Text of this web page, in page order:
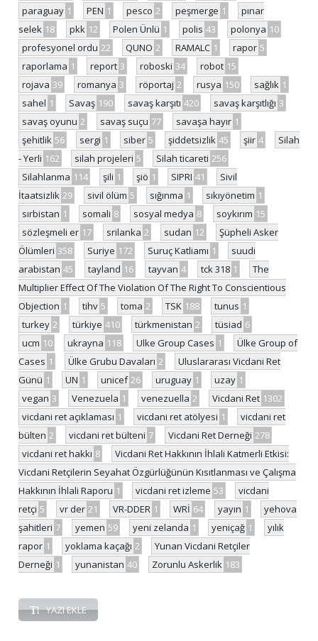
paraguay 1 PEN 1 pesco 2 peşmerge 1
pınar
selek 18 pkk 12 Polen Ünlü 1 polis 43 polonya 10
profesyonel ordu 22 QUNO 2 RAMALC 1 rapor 5
raporlama 1 report 3 roboski 34 robot 15
rojava 39 romanya 3 röportaj 2 rusya 150 sağlık 1
sahel 1 Savaş 190 savaş karşıtı 420 savaş karşıtlığı 3
savaş oyunu 2 savaş suçu 77 savaşa hayır 1
şehitlik 56 sergi 1 siber 5 şiddetsizlik 45 şiir 4
Silah
- Yerli 162 silah projeleri 5 Silah ticareti 256
Silahlanma 114 şili 1 şiö 1 SIPRI 41
Sivil
İtaatsizlik 29 sivil ölüm 5 sığınma 1 sıkıyönetim 1
sırbistan 1 somali 8 sosyal medya 8 soykırım 15
sözleşmeli er 17 srilanka 2 sudan 12
Şüpheli Asker
Ölümleri 358 Suriye 172 Suruç Katliamı 1
suudi
arabistan 45 tayland 16 tayvan 4 tck 318 1
The
Multiplier Effect Of The Violation Of The Right To Conscientious
Objection 1 tihv 5 toma 2 TSK 188 tunus 1
turkey 2 türkiye 410 türkmenistan 2 tüsiad 6
ucm 10 ukrayna 118 Ulke Group Cases 1
Ülke Group of
Cases 1 Ülke Grubu Davaları 2
Uluslararası Vicdani Ret
Günü 1 UN 1 unicef 26 uruguay 1 uzay 1
vegan 3 Venezuela 1 venezuella 2 Vicdani Ret 1302
vicdani ret açıklaması 1 vicdani ret atölyesi 1
vicdani ret
bülten 2 vicdani ret bülteni 7 Vicdani Ret Derneği 278
vicdani ret hakkı 8
Vicdani Ret Hakkının İhlali Katmerli Etkisi:
Vicdani Retçilerin Seyahat Özgürlüğünün Kısıtlanması ve Çalışma
Hakkının İhlali Raporu 1 vicdani ret izleme 53
vicdani
retçi 5 vr der 21 VR-DDER 1 WRİ 64 yayın 1
yehova
şahitleri 7 yemen 59 yeni zelanda 1 yeniçağ 1
yılık
rapor 1 yoklama kaçağı 2
Yunan Vicdani Retçiler
Derneği 1 yunanistan 40 Zorunlu Askerlik 183
YAZI EKLE